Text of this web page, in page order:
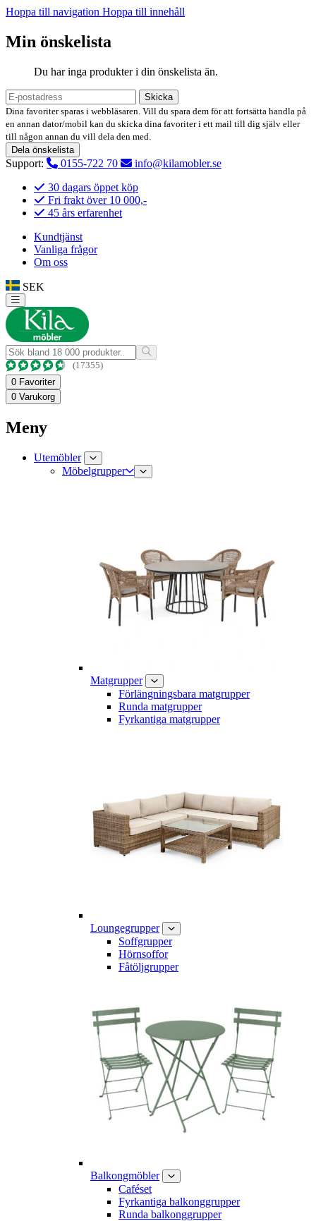
Hoppa till navigation Hoppa till innehåll
Min önskelista
Du har inga produkter i din önskelista än.
Skicka
Dina favoriter sparas i webbläsaren. Vill du spara dem för att fortsätta handla på
en annan dator/mobil kan du skicka dina favoriter i ett mail till dig själv eller
till någon annan du vill dela den med.
Dela önskelista
Support: 0155-722 70
info@kilamobler.se
30 dagars öppet köp
Fri frakt över 10 000,-
45 års erfarenhet
Kundtjänst
Vanliga frågor
Om oss
SEK
(17355)
0 Favoriter
0 Varukorg
Meny
Utemöbler
Möbelgrupper
Matgrupper
Förlängningsbara matgrupper
Runda matgrupper
Fyrkantiga matgrupper
Loungegrupper
Soffgrupper
Hörnsoffor
Fåtöljgrupper
Balkongmöbler
Caféset
Fyrkantiga balkonggrupper
Runda balkonggrupper